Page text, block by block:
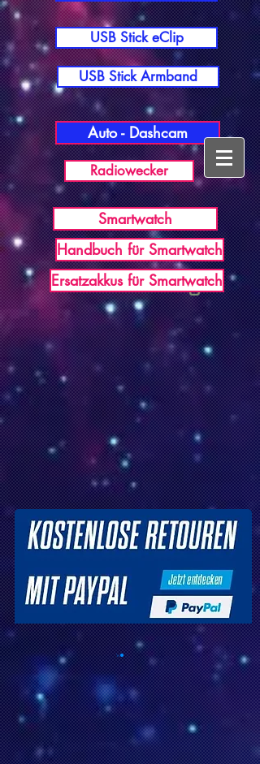
USB Germany
USB Stick eClip
USB Stick Armband
Auto - Dashcam
Radiowecker
Smartwatch
Handbuch für Smartwatch
Ersatzakkus für Smartwatch